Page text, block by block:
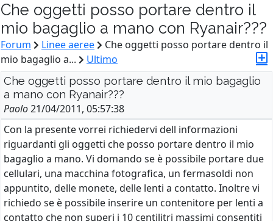
Che oggetti posso portare dentro il
mio bagaglio a mano con Ryanair???
Forum Linee aeree
Che oggetti posso portare dentro il
mio bagaglio a...
Ultimo
Che oggetti posso portare dentro il mio bagaglio
a mano con Ryanair???
Paolo21/04/2011, 05:57:38
Con la presente vorrei richiedervi dell informazioni
riguardanti gli oggetti che posso portare dentro il mio
bagaglio a mano. Vi domando se è possibile portare due
cellulari, una macchina fotografica, un fermasoldi non
appuntito, delle monete, delle lenti a contatto. Inoltre vi
richiedo se è possibile inserire un contenitore per lenti a
contatto che non superi i 10 centilitri massimi consentiti